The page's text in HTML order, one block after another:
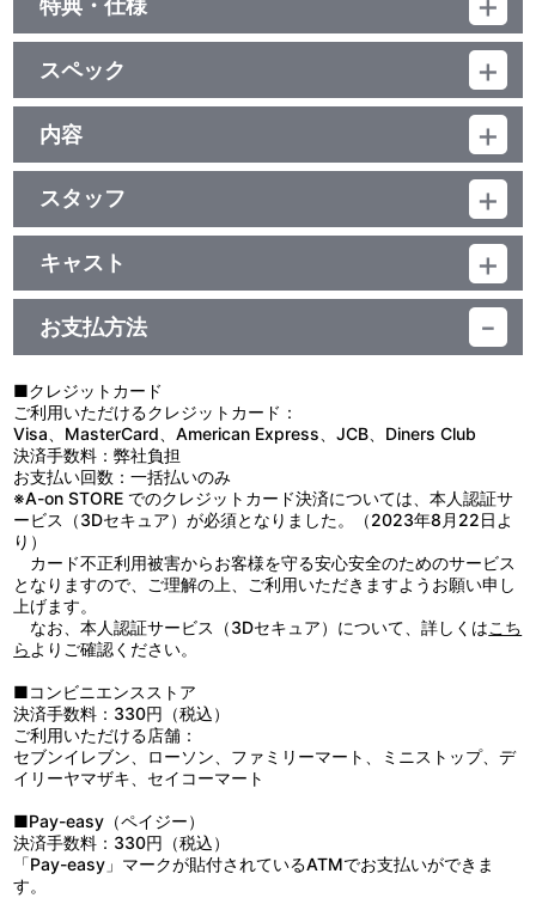
特典・仕様
特典
・特製ブックレット（原作伏瀬書き下ろし小説、キャラクター原案
みっつばー描き下ろし表紙イラストを収録／52P）
・スペシャルドラマCD「シオンＶＳディアブロ！秘書対決、勃
発！」
・特製イラストカード（八星魔王結成ビジュアル）
音声特典
第48話 オーディオコメンタリー
[出演] 岡咲美保（リムル役）、日高里菜（ミリム役）、子安武人
（クレイマン役）
・ノンテロップOP＆ED（第2弾）
・ノンテロップ版 第45話
・ノンテロップ版 第46話
・ノンテロップ版 第47話
・ノンテロップ版 第48話
・PV第4弾
・Blu-ray告知CM
他、仕様
・キャラクターデザイン江畑諒真描き下ろし収納BOX
・漫画原作川上泰樹描き下ろしデジジャケット
スペック
品番：BCXA-1612
ジャンル：TVアニメ
（本編142分+特典5分）／ﾘﾆｱPCM (ｽﾃﾚｵ)／AVC／BD50G／
16:9<1080p High Definition>／カラー／確147分／4巻
内容
制作年度：2021年
【6話収録】
主人公リムルと、彼を慕い集った数多の魔物たちが築いた国＜ジ
ュラ・テンペスト連邦国＞は、近隣国との協定、交易を経ること
で、「人間と魔物が共に歩ける国」というやさしい理想を形にしつ
つあった。リムルの根底にあるのは元人間故の「人間への好意」
……しかしこの世界には明確な「魔物への敵意」が存在していた。
その理不尽な現実を突き付けられた時、リムルは選択する。「何を
ファン待望の転生エンターテインメント、暴風の新章に突入！
■第43話「開宴の合図」
転送魔法で一気にユーラザニアに到着したベニマル達。ついにリ
ムルVSクレイマン両軍が激突する。カリオンの生存を信じる三獣士
はテンペスト軍と共に敵軍将の討伐に挑む。
■第44話「因縁の地で」
依然として激しい戦いが各地で繰り広げられる中、三獣士のスフ
ィアは竜を祀る民、ミッドレイに苦戦を強いられていた。一方のア
ルビスはヤムザを追い詰めるが…。
■第45話「示指のアダルマン」
リムルは、ついに魔王達の宴（ワルプルギス）へと赴く。一方
で、シュナたちもクレイマンの領地に向けて出発するが、城の近く
■第46話「魔王達の宴 ～ワルプルギス～」
リムルとクレイマンの一騎打ちになるかと思いきや、クレイマン
は洗脳したミリムをけしかける。ミリムの相手はリムルが引き受
け、クレイマンはシオンが迎え撃つことに。
■第47話「起死回生」
たない。窮したクレイマンは、ミリムに狂化暴走（スタンピート）
を発動させ、皆殺しにするよう命じる。
■第48話（最終話）「八星魔王」
覚醒を果たしたクレイマンと対峙するリムル。長く続いたクレイ
スタッフ
第43話 脚本：筆安一幸／絵コンテ：吉田泰三／演出：名和宗則／
総作画監督：中野圭哉・酒井秀基・田中雄一・山崎秀樹・小美野雅
彦／作画監督：菅原祐幸・牛ノ濱由惟・島崎 望・吉田龍一朗・紺野
美喜・後藤麻梨子
第44話 脚本：筆安一幸／絵コンテ：小島正士／演出：北村 将／
総作画監督：山崎秀樹・酒井秀基・中野圭哉・田中雄一・小美野雅
田朋幸
第45話 脚本：筆安一幸／絵コンテ：清水 聡／演出：深瀬 重／総
作画監督：酒井秀基・中野圭哉・山崎秀樹・田中雄一・小美野雅
彦・菊地康仁／作画監督：清水拓磨・柿畑文乃・宇津野奈緒美・
Zearth Sato・松下順子・齊藤香織・徐学武
第46話 脚本：筆安一幸／絵コンテ：清水 聡／演出：榎田敬宏／
総作画監督：伊藤智子・山崎秀樹／作画監督：竹田逸子・徳永久美
子・沼田 広・JIWOO ANIMATION PRODUCTION・Lee jong
kyong
第47話 脚本：筆安一幸／絵コンテ：清水 聡／演出：名和宗則／
総作画監督：酒井秀基・伊藤智子・中野圭哉・山崎秀樹・田中雄
一・菊地康仁・小美野雅彦（ランチBOX）／作画監督：小菅和久・
牛ノ濱由惟・大野 勉・吉田龍一朗・菅原裕幸・八木澤修平・上村牧
第48話 脚本：筆安一幸／絵コンテ：清水 聡／演出：江口大輔／
総作画監督：酒井秀基・伊藤智子・山崎秀樹・中野圭哉・田中雄
一・小美野雅彦（ランチBOX）／作画監督：本田創一・島崎 望・和
田伸一・亀田朋幸・田中亜優・しまだひであき・吉田龍一朗・和島
大貴・髙井里沙・関口雅浩・牛ノ濱由惟
原作：川上泰樹・伏瀬・みっつばー「転生したらスライムだった
件」(講談社「月刊少年シリウス」連載)／監督：中山敦史／シリー
ズ構成：筆安一幸／キャラクターデザイン：江畑諒真／モンスター
デザイン：岸田隆宏／美術監督：佐藤 歩／美術設定：佐藤正浩・藤
キャスト
リムル：岡咲美保／智慧之王：豊口めぐみ／ヴェルドラ：前野智昭
／ベニマル：古川 慎／シュナ：千本木彩花／シオン：M・A・O／
ソウエイ：江口拓也／ハクロウ：大塚芳忠／ランガ：小林親弘／ゴ
日高里菜／ラミリス：春野 杏／クレイマン：子安武人／ギィ：石田
彰
お支払方法
■クレジットカード
ご利用いただけるクレジットカード：
Visa、MasterCard、American Express、JCB、Diners Club
決済手数料：弊社負担
お支払い回数：一括払いのみ
※A-on STORE でのクレジットカード決済については、本人認証サ
ービス（3Dセキュア）が必須となりました。（2023年8月22日よ
り）
カード不正利用被害からお客様を守る安心安全のためのサービス
となりますので、ご理解の上、ご利用いただきますようお願い申し
上げます。
なお、本人認証サービス（3Dセキュア）について、詳しくはこち
ら よりご確認ください。
■コンビニエンスストア
決済手数料：330円（税込）
ご利用いただける店舗：
セブンイレブン、ローソン、ファミリーマート、ミニストップ、デ
イリーヤマザキ、セイコーマート
■Pay-easy（ペイジー）
決済手数料：330円（税込）
「Pay-easy」マークが貼付されているATMでお支払いができま
す。